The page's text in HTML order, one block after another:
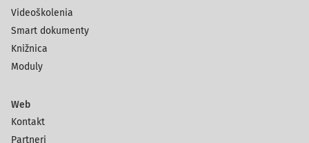
Videoškolenia
Smart dokumenty
Knižnica
Moduly
Web
Kontakt
Partneri